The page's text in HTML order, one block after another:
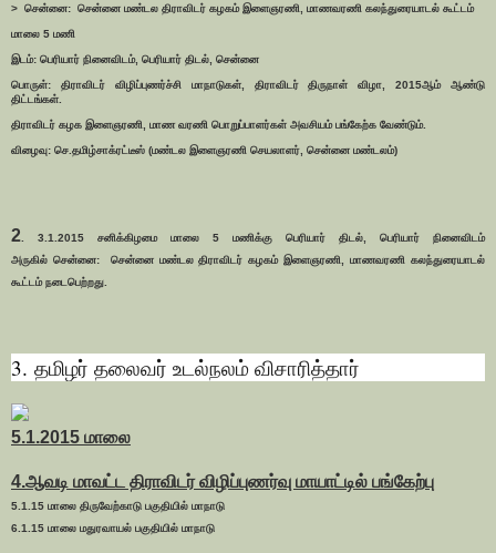
> சென்னை: சென்னை மண்டல திராவிடர் கழகம் இளைஞரணி, மாணவரணி கலந்துரையாடல் கூட்டம்
மாலை 5 மணி
இடம்: பெரியார் நினைவிடம், பெரியார் திடல், சென்னை
பொருள்: திராவிடர் விழிப்புணர்ச்சி மாநாடுகள், திராவிடர் திருநாள் விழா, 2015ஆம் ஆண்டு
திட்டங்கள்.
திராவிடர் கழக இளைஞரணி, மாண வரணி பொறுப்பாளர்கள் அவசியம் பங்கேற்க வேண்டும்.
விழைவு: செ.தமிழ்சாக்ரட்டீஸ் (மண்டல இளைஞரணி செயலாளர், சென்னை மண்டலம்)
2. 3.1.2015 சனிக்கிழமைமாலை 5 மணிக்கு பெரியார் திடல், பெரியார் நினைவிடம்
அருகில் சென்னை: சென்னை மண்டல திராவிடர் கழகம் இளைஞரணி, மாணவரணி கலந்துரையாடல்
கூட்டம் நடைபெற்றது.
3. தமிழர் தலைவர் உடல்நலம் விசாரித்தார்
5.1.2015 மாலை
4.ஆவடி மாவட்ட திராவிடர் விழிப்புணர்வு மாயாட்டில் பங்கேற்பு
5.1.15 மாலை திருவேற்காடு பகுதியில் மாநாடு
6.1.15 மாலை மதுரவாயல் பகுதியில் மாநாடு